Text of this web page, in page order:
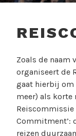
Zoals de naam
organiseert de
gaat hierbij om
meer) als korte
Reiscommissie
Commitment’:
reizen